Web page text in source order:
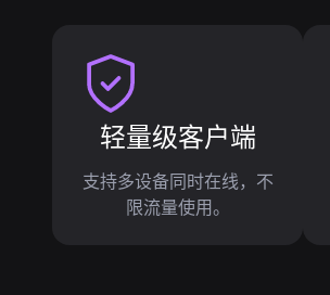
轻量级客户端
支持多设备同时在线，不
限流量使用。